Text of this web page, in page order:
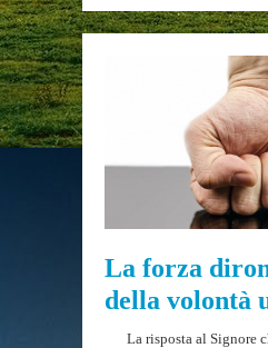
La forza
della volontà
La risposta al Signore